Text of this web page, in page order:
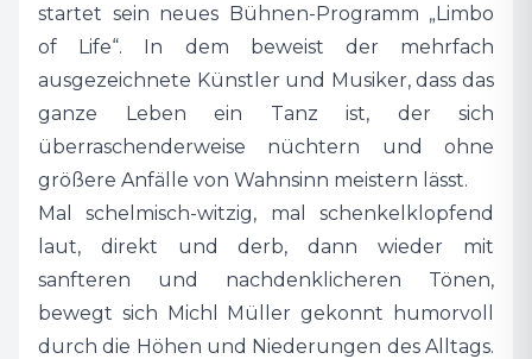
startet sein neues Bühnen-Programm „Limbo
of Life“. In dem beweist der mehrfach
ausgezeichnete Künstler und Musiker, dass das
ganze Leben ein Tanz ist, der sich
überraschenderweise nüchtern und ohne
größere Anfälle von Wahnsinn meistern lässt.
Mal schelmisch-witzig, mal schenkelklopfend
laut, direkt und derb, dann wieder mit
sanfteren und nachdenklicheren Tönen,
bewegt sich Michl Müller gekonnt humorvoll
durch die Höhen und Niederungen des Alltags.